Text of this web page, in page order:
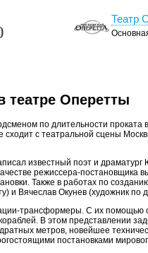
Театр
театре Оперетты
по длительности
с театральной сцены
известный поэт и
режиссера-
Также в работах по
и Вячеслав Окунев (художник по
трансформеры. С их помощью
В этом представлении
метров, новейшее
постановками